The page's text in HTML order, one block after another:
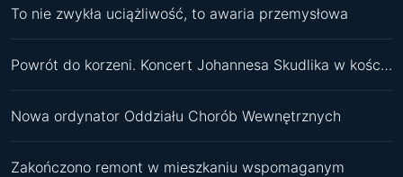
To nie zwykła uciążliwość, to awaria przemysłowa
Powrót do korzeni. Koncert Johannesa Skudlika w kościele św. Pawła
Nowa ordynator Oddziału Chorób Wewnętrznych
Zakończono remont w mieszkaniu wspomaganym